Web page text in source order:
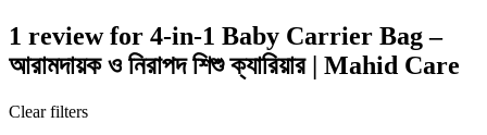
1 review for 4-in-1 Baby Carrier Bag –
আরামদায়ক ও নিরাপদ শিশু ক্যারিয়ার | Mahid Care
Clear filters